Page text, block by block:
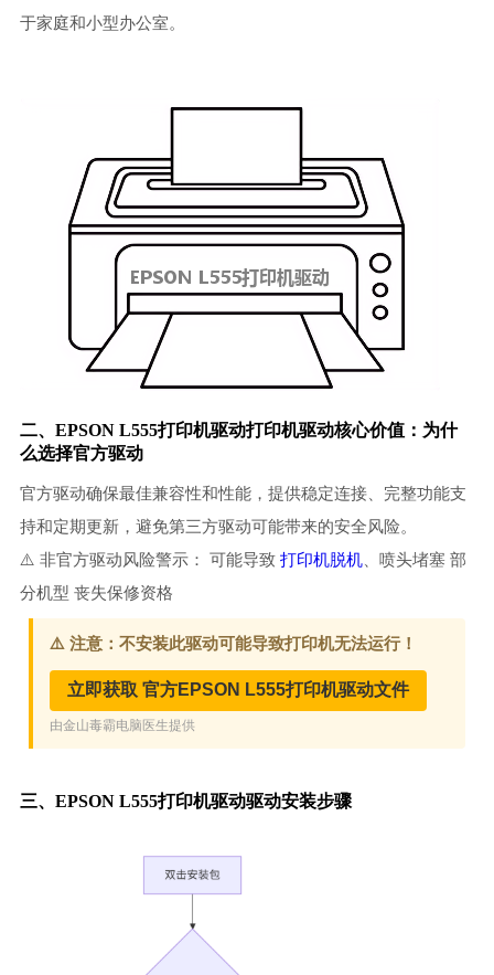
于家庭和小型办公室。
二、EPSON L555打印机驱动打印机驱动核心价值：为什
么选择官方驱动
官方驱动确保最佳兼容性和性能，提供稳定连接、完整功能支
持和定期更新，避免第三方驱动可能带来的安全风险。
⚠️ 非官方驱动风险警示： 可能导致 打印机脱机、喷头堵塞 部
分机型 丧失保修资格
三、EPSON L555打印机驱动驱动安装步骤